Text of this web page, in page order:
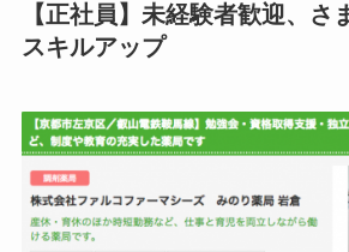
【正社員】未経験者歓迎、さ
スキルアップ